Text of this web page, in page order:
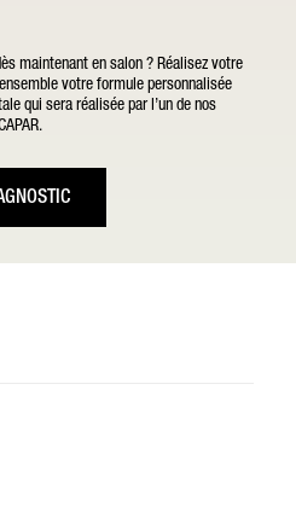
maintenant en salon ? Réalisez votre
votre formule personnalisée
qui sera réalisée par l’un de nos